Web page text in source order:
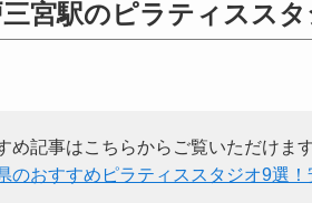
宮駅のピラティスス
め記事はこちらからご覧いただけま
のおすすめピラティススタジオ9選